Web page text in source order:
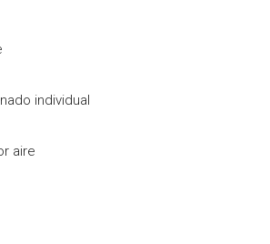
individual
aire